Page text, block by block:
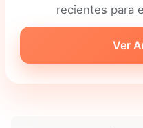
recientes para
Ver